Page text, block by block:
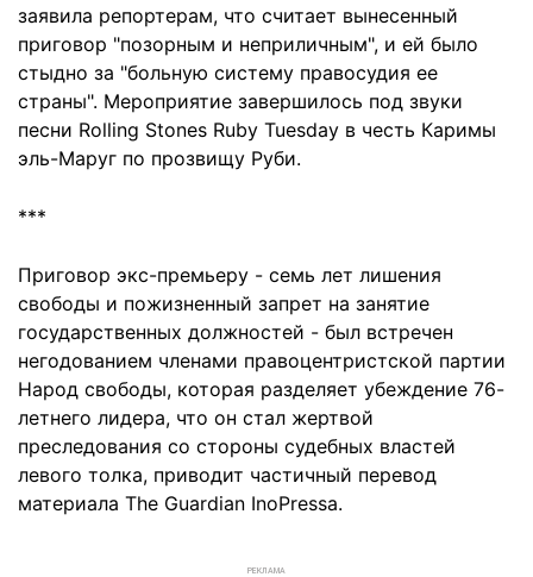
заявила репортерам, что считает вынесенный
приговор "позорным и неприличным", и ей было
стыдно за "больную систему правосудия ее
страны". Мероприятие завершилось под звуки
песни Rolling Stones Ruby Tuesday в честь Каримы
эль-Маруг по прозвищу Руби.
***
Приговор экс-премьеру - семь лет лишения
свободы и пожизненный запрет на занятие
государственных должностей - был встречен
негодованием членами правоцентристской партии
Народ свободы, которая разделяет убеждение 76-
летнего лидера, что он стал жертвой
преследования со стороны судебных властей
левого толка, приводит частичный перевод
материала The Guardian InoPressa.
РЕКЛАМА